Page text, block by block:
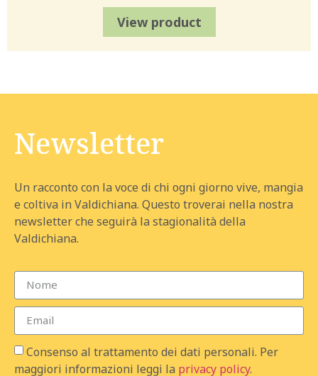
View product
Newsletter
Un racconto con la voce di chi ogni giorno vive, mangia
e coltiva in Valdichiana. Questo troverai nella nostra
newsletter che seguirà la stagionalità della
Valdichiana.
Consenso al trattamento dei dati personali. Per
maggiori informazioni leggi la privacy policy.